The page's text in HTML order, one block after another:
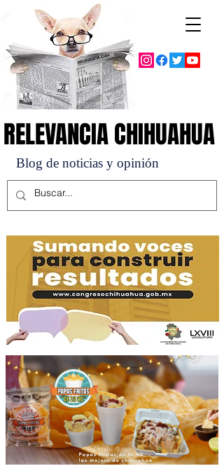
Blog de noticias y opinión
RELEVANCIA CHIHUAHUA
RELEVANCIA CHIHUAHUA